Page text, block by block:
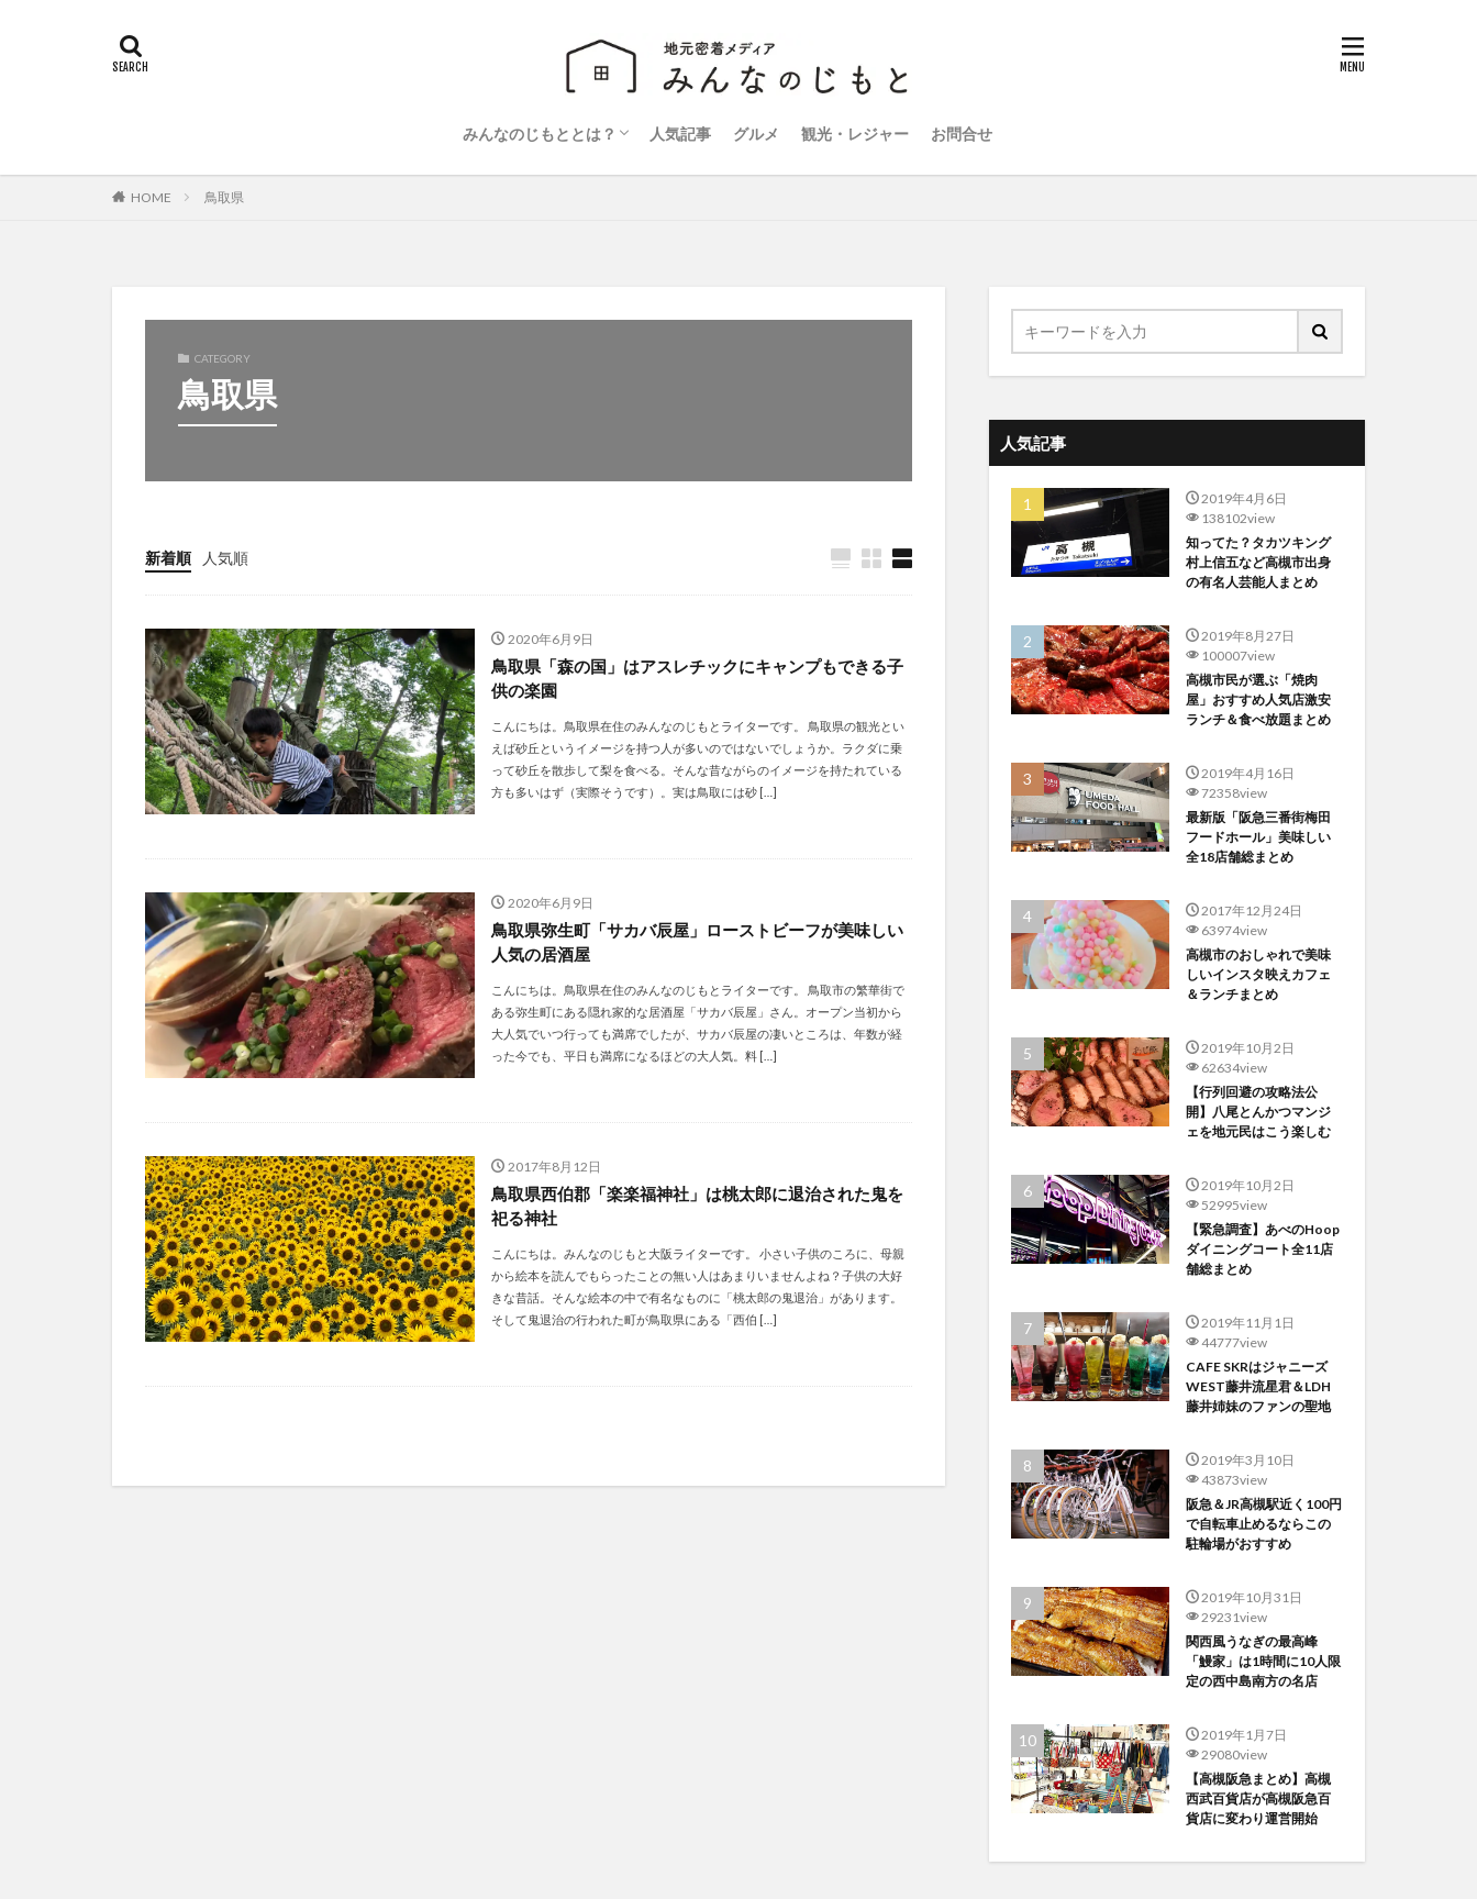
みんなのじもととは？
運営会社
プライバシーポリシー
人気記事 グルメ 観光・レジャー お問合せ
HOME 鳥取県
CATEGORY
鳥取県
新着順 人気順
2020年6月9日
鳥取県「森の国」はアスレチックにキャンプもできる子
供の楽園
こんにちは。鳥取県在住のみんなのじもとライターです。 鳥取県の観光とい
えば砂丘というイメージを持つ人が多いのではないでしょうか。ラクダに乗
って砂丘を散歩して梨を食べる。そんな昔ながらのイメージを持たれている
方も多いはず（実際そうです）。実は鳥取には砂 […]
2020年6月9日
鳥取県弥生町「サカバ辰屋」ローストビーフが美味しい
人気の居酒屋
こんにちは。鳥取県在住のみんなのじもとライターです。 鳥取市の繁華街で
ある弥生町にある隠れ家的な居酒屋「サカバ辰屋」さん。オープン当初から
大人気でいつ行っても満席でしたが、サカバ辰屋の凄いところは、年数が経
った今でも、平日も満席になるほどの大人気。料 […]
2017年8月12日
鳥取県西伯郡「楽楽福神社」は桃太郎に退治された鬼を
祀る神社
こんにちは。みんなのじもと大阪ライターです。 小さい子供のころに、母親
から絵本を読んでもらったことの無い人はあまりいませんよね？子供の大好
きな昔話。そんな絵本の中で有名なものに「桃太郎の鬼退治」があります。
そして鬼退治の行われた町が鳥取県にある「西伯 […]
人気記事
2019年4月6日
138102view
知ってた？タカツキング
村上信五など高槻市出身
の有名人芸能人まとめ
2019年8月27日
100007view
高槻市民が選ぶ「焼肉
屋」おすすめ人気店激安
ランチ＆食べ放題まとめ
2019年4月16日
72358view
最新版「阪急三番街梅田
フードホール」美味しい
全18店舗総まとめ
2017年12月24日
63974view
高槻市のおしゃれで美味
しいインスタ映えカフェ
＆ランチまとめ
2019年10月2日
62634view
【行列回避の攻略法公
開】八尾とんかつマンジ
ェを地元民はこう楽しむ
2019年10月2日
52995view
【緊急調査】あべのHoop
ダイニングコート全11店
舗総まとめ
2019年11月1日
44777view
CAFE SKRはジャニーズ
WEST藤井流星君＆LDH
藤井姉妹のファンの聖地
2019年3月10日
43873view
阪急＆JR高槻駅近く100円
で自転車止めるならこの
駐輪場がおすすめ
2019年10月31日
29231view
関西風うなぎの最高峰
「鰻家」は1時間に10人限
定の西中島南方の名店
2019年1月7日
29080view
【高槻阪急まとめ】高槻
西武百貨店が高槻阪急百
貨店に変わり運営開始